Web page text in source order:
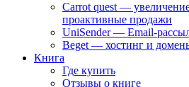
Carrot quest —
проактивные продажи
UniSender — Email-
Beget — хостинг и
Книга
Где купить
Отзывы о книге